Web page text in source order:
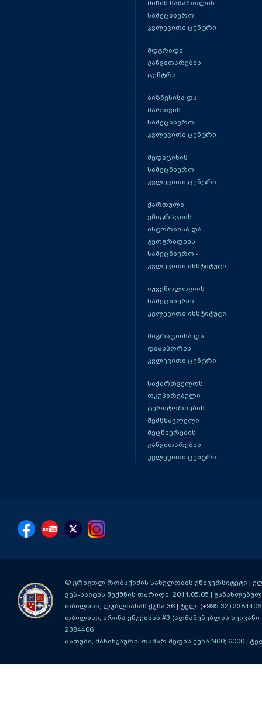
მიწის სამართლის
სამეცნიერო -
კვლევითი ცენტრი
მდგრადი
განვითარების
ცენტრი
ბიზნესისა და
მართვის
სამეცნიერო-
კვლევითი ცენტრი
მედიცინის
სამეცნიერო
კვლევითი ცენტრი
ქართული
ემიგრაციის
ისტორიისა და
გეოგრაფიის
სამეცნიერო -
კვლევითი ინსტიტუტი
იუვენოლოგიის
სამეცნიერო
კვლევითი ინსტიტუტი
მიგრაციისა და
დიასპორის
კვლევითი ცენტრი
საქართველოს
ოკუპირებული
ტერიტორიების
შემსწავლელი
მეცნიერების
განვითარების
კვლევითი ცენტრი
© გრიგოლ რობაქიძის სახელობის უნივერსიტეტი |
ვებ-საიტის შექმნის თარიღი: 2011.05.05 |
თბილისი, ლუბლიანას ქუჩა 36 | ტელ: (+995 32)
თბილისი, ირინა ენუქიძის #3 (აღმაშენებლის ხეივანი
2384406
ბათუმი, მახინჯაური, თამარ მეფის ქუჩა N60; 6000 |